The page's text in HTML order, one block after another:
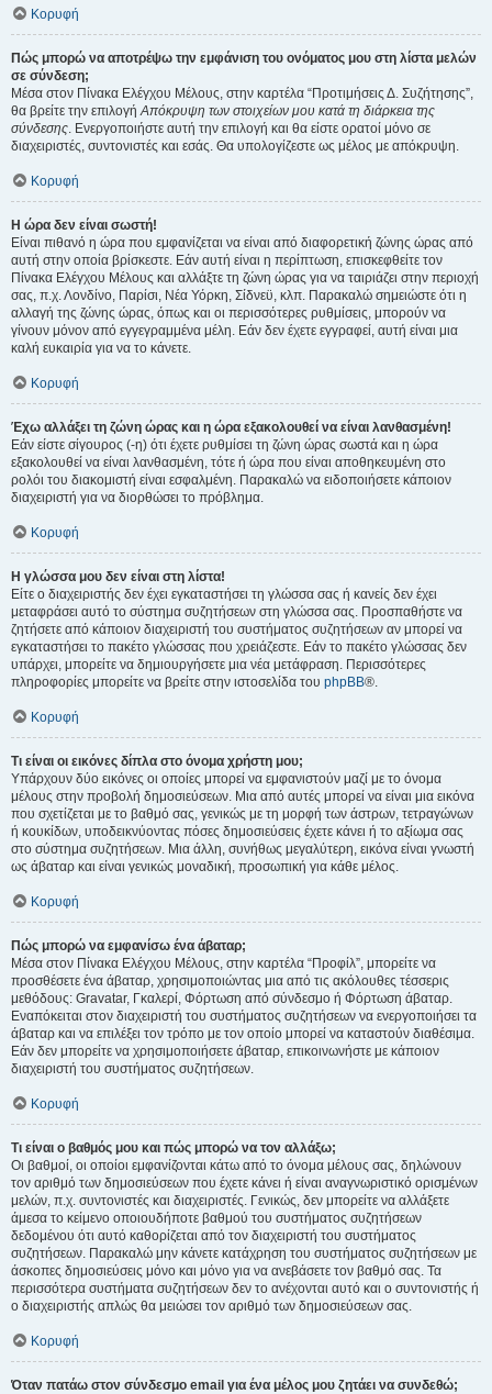
Κορυφή
Πώς μπορώ να αποτρέψω την εμφάνιση του ονόματος μου στη λίστα μελών
σε σύνδεση;
Μέσα στον Πίνακα Ελέγχου Μέλους, στην καρτέλα “Προτιμήσεις Δ. Συζήτησης”,
θα βρείτε την επιλογήΑπόκρυψη των στοιχείων μου κατά τη διάρκεια της
σύνδεσης. Ενεργοποιήστε αυτή την επιλογή και θα είστε ορατοί μόνο σε
διαχειριστές, συντονιστές και εσάς. Θα υπολογίζεστε ως μέλος με απόκρυψη.
Κορυφή
Η ώρα δεν είναι σωστή!
Είναι πιθανό η ώρα που εμφανίζεται να είναι από διαφορετική ζώνης ώρας από
αυτή στην οποία βρίσκεστε. Εάν αυτή είναι η περίπτωση, επισκεφθείτε τον
Πίνακα Ελέγχου Μέλους και αλλάξτε τη ζώνη ώρας για να ταιριάζει στην περιοχή
σας, π.χ. Λονδίνο, Παρίσι, Νέα Υόρκη, Σίδνεϋ, κλπ. Παρακαλώ σημειώστε ότι η
αλλαγή της ζώνης ώρας, όπως και οι περισσότερες ρυθμίσεις, μπορούν να
γίνουν μόνον από εγγεγραμμένα μέλη. Εάν δεν έχετε εγγραφεί, αυτή είναι μια
καλή ευκαιρία για να το κάνετε.
Κορυφή
Έχω αλλάξει τη ζώνη ώρας και η ώρα εξακολουθεί να είναι λανθασμένη!
Εάν είστε σίγουρος (-η) ότι έχετε ρυθμίσει τη ζώνη ώρας σωστά και η ώρα
εξακολουθεί να είναι λανθασμένη, τότε ή ώρα που είναι αποθηκευμένη στο
ρολόι του διακομιστή είναι εσφαλμένη. Παρακαλώ να ειδοποιήσετε κάποιον
διαχειριστή για να διορθώσει το πρόβλημα.
Κορυφή
Η γλώσσα μου δεν είναι στη λίστα!
Είτε ο διαχειριστής δεν έχει εγκαταστήσει τη γλώσσα σας ή κανείς δεν έχει
μεταφράσει αυτό το σύστημα συζητήσεων στη γλώσσα σας. Προσπαθήστε να
ζητήσετε από κάποιον διαχειριστή του συστήματος συζητήσεων αν μπορεί να
εγκαταστήσει το πακέτο γλώσσας που χρειάζεστε. Εάν το πακέτο γλώσσας δεν
υπάρχει, μπορείτε να δημιουργήσετε μια νέα μετάφραση. Περισσότερες
πληροφορίες μπορείτε να βρείτε στην ιστοσελίδα του phpBB®.
Κορυφή
Τι είναι οι εικόνες δίπλα στο όνομα χρήστη μου;
Υπάρχουν δύο εικόνες οι οποίες μπορεί να εμφανιστούν μαζί με το όνομα
μέλους στην προβολή δημοσιεύσεων. Μια από αυτές μπορεί να είναι μια εικόνα
που σχετίζεται με το βαθμό σας, γενικώς με τη μορφή των άστρων, τετραγώνων
ή κουκίδων, υποδεικνύοντας πόσες δημοσιεύσεις έχετε κάνει ή το αξίωμα σας
στο σύστημα συζητήσεων. Μια άλλη, συνήθως μεγαλύτερη, εικόνα είναι γνωστή
ως άβαταρ και είναι γενικώς μοναδική, προσωπική για κάθε μέλος.
Κορυφή
Πώς μπορώ να εμφανίσω ένα άβαταρ;
Μέσα στον Πίνακα Ελέγχου Μέλους, στην καρτέλα “Προφίλ”, μπορείτε να
προσθέσετε ένα άβαταρ, χρησιμοποιώντας μια από τις ακόλουθες τέσσερις
μεθόδους: Gravatar, Γκαλερί, Φόρτωση από σύνδεσμο ή Φόρτωση άβαταρ.
Εναπόκειται στον διαχειριστή του συστήματος συζητήσεων να ενεργοποιήσει τα
άβαταρ και να επιλέξει τον τρόπο με τον οποίο μπορεί να καταστούν διαθέσιμα.
Εάν δεν μπορείτε να χρησιμοποιήσετε άβαταρ, επικοινωνήστε με κάποιον
διαχειριστή του συστήματος συζητήσεων.
Κορυφή
Τι είναι ο βαθμός μου και πώς μπορώ να τον αλλάξω;
Οι βαθμοί, οι οποίοι εμφανίζονται κάτω από το όνομα μέλους σας, δηλώνουν
τον αριθμό των δημοσιεύσεων που έχετε κάνει ή είναι αναγνωριστικό ορισμένων
μελών, π.χ. συντονιστές και διαχειριστές. Γενικώς, δεν μπορείτε να αλλάξετε
άμεσα το κείμενο οποιουδήποτε βαθμού του συστήματος συζητήσεων
δεδομένου ότι αυτό καθορίζεται από τον διαχειριστή του συστήματος
συζητήσεων. Παρακαλώ μην κάνετε κατάχρηση του συστήματος συζητήσεων με
άσκοπες δημοσιεύσεις μόνο και μόνο για να ανεβάσετε τον βαθμό σας. Τα
περισσότερα συστήματα συζητήσεων δεν το ανέχονται αυτό και ο συντονιστής ή
ο διαχειριστής απλώς θα μειώσει τον αριθμό των δημοσιεύσεων σας.
Κορυφή
Όταν πατάω στον σύνδεσμο email για ένα μέλος μου ζητάει να συνδεθώ;